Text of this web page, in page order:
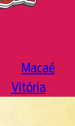
Macaé
Vitória